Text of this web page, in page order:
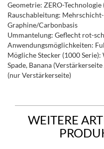
Geometrie: ZERO-
Rauschableitung:
Graphine/Carbonbasis
Ummantelung: Geflecht rot-
Anwendungsmöglichkeiten:
Mögliche Stecker (1000
Spade, Banana
(nur Verstärkerseite)
WEITERE